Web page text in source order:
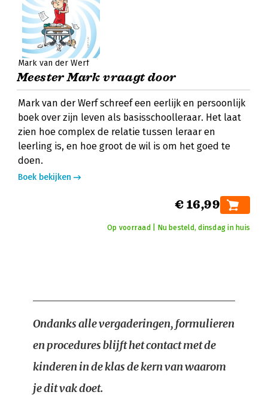
Mark van der Werf
Meester Mark vraagt door
Mark van der Werf schreef een eerlijk en persoonlijk
boek over zijn leven als basisschoolleraar. Het laat
zien hoe complex de relatie tussen leraar en
leerling is, en hoe groot de wil is om het goed te
doen.
Boek bekijken
€ 16,99
Op voorraad | Nu besteld, dinsdag in huis
Ondanks alle vergaderingen, formulieren
en procedures blijft het contact met de
kinderen in de klas de kern van waarom
je dit vak doet.